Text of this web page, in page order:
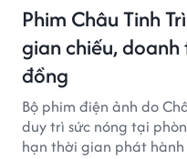
Phim Châu Tinh
gian chiếu,
đồng
Bộ phim điện ảnh do
duy trì sức nóng tại
hạn thời gian phát